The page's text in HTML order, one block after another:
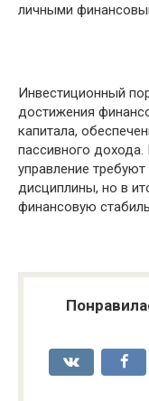
личными
Инвестиционный
достижения
капитала,
пассивного
управление
дисциплины, но в
финансовую